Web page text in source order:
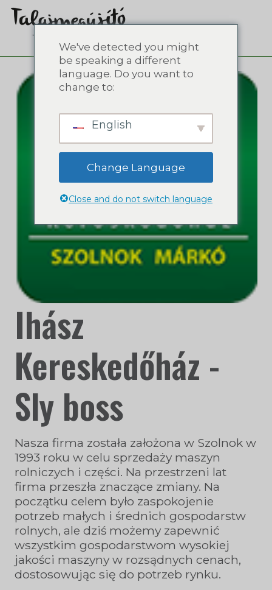
Ihász
Kereskedőház -
Sly boss
Nasza firma została założona w Szolnok w
1993 roku w celu sprzedaży maszyn
rolniczych i części. Na przestrzeni lat
firma przeszła znaczące zmiany. Na
początku celem było zaspokojenie
potrzeb małych i średnich gospodarstw
rolnych, ale dziś możemy zapewnić
wszystkim gospodarstwom wysokiej
jakości maszyny w rozsądnych cenach,
dostosowując się do potrzeb rynku.
We've detected you might
be speaking a different
language. Do you want to
change to:
English
Change Language
Close and do not switch language